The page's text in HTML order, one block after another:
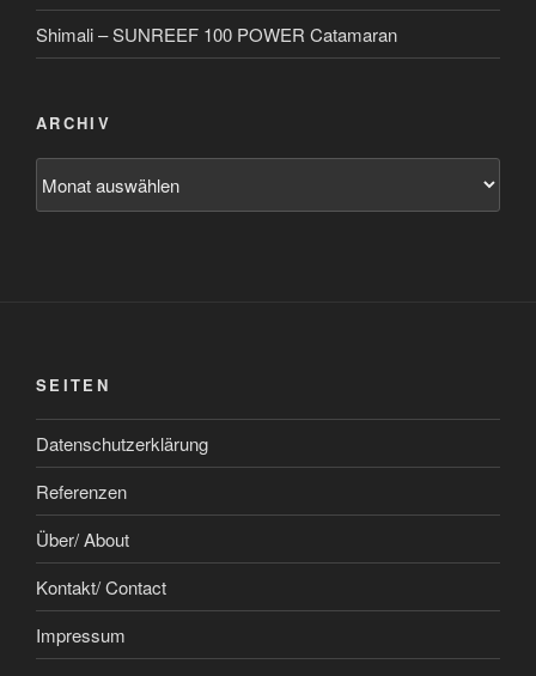
Shimali – SUNREEF 100 POWER Catamaran
ARCHIV
SEITEN
Datenschutzerklärung
Referenzen
Über/ About
Kontakt/ Contact
Impressum